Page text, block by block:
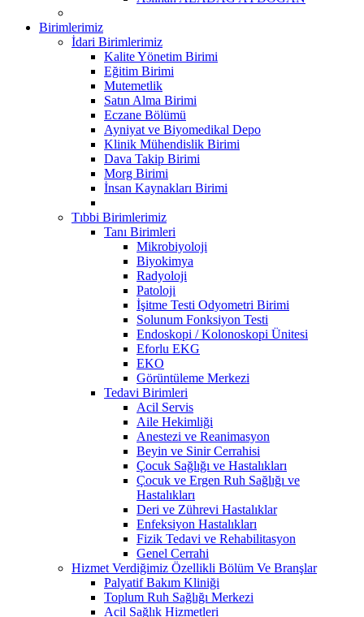
Birimlerimiz
İdari Birimlerimiz
Kalite Yönetim Birimi
Eğitim Birimi
Mutemetlik
Satın Alma Birimi
Eczane Bölümü
Ayniyat ve Biyomedikal Depo
Klinik Mühendislik Birimi
Dava Takip Birimi
Morg Birimi
İnsan Kaynakları Birimi
Tıbbi Birimlerimiz
Tanı Birimleri
Mikrobiyoloji
Biyokimya
Radyoloji
Patoloji
İşitme Testi Odyometri Birimi
Solunum Fonksiyon Testi
Endoskopi / Kolonoskopi Ünitesi
Eforlu EKG
EKO
Görüntüleme Merkezi
Tedavi Birimleri
Acil Servis
Aile Hekimliği
Anestezi ve Reanimasyon
Beyin ve Sinir Cerrahisi
Çocuk Sağlığı ve Hastalıkları
Çocuk ve Ergen Ruh Sağlığı ve
Hastalıkları
Deri ve Zührevi Hastalıklar
Enfeksiyon Hastalıkları
Fizik Tedavi ve Rehabilitasyon
Genel Cerrahi
Hizmet Verdiğimiz Özellikli Bölüm Ve Branşlar
Palyatif Bakım Kliniği
Toplum Ruh Sağlığı Merkezi
Acil Sağlık Hizmetleri